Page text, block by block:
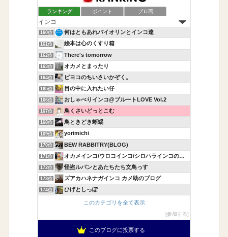
ランキング ポイント ブロ画
160位 何はともあれバイオリンとインコ達
161位 絵本は心のくすり箱
162位 There's tomorrow
163位 オカメとまったり
164位 ピヨコのちいさいかぞく。
165位 目の中に入れたい仔
166位 おしゃべりインコ@ブルートLOVE Vol.2
167位 鳥くさいどっとこむ
168位 鳥ときどき蜥蜴
169位 yorimichi
170位 BEW RABBITRY(BLOG)
171位 オカメインコ/ウロコインコ/シロハラインコの飼育記録
172位 怪盗ルパンとあたちたち文鳥っす
173位 ズアカハネナガインコ カメ助のブログ
174位 ひげとしっぽ
このカテゴリを全て表示
参加する
このブログに投票する